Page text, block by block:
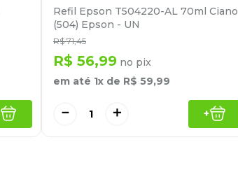
Refil Epson T504220-AL 70ml Ciano
(504) Epson - UN
R$ 71,45
R$ 56,99 no pix
em até 1x de R$ 59,99
＋
－ +